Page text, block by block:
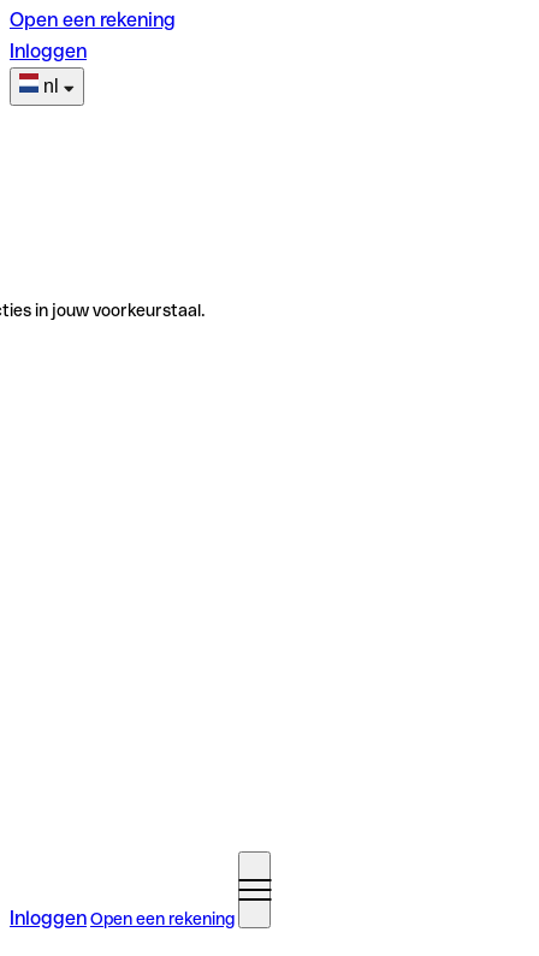
Open een rekening
Inloggen
nl
in jouw voorkeurstaal.
InloggenOpen een rekening